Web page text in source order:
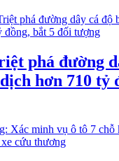
phá đường
hơn 710 tỷ